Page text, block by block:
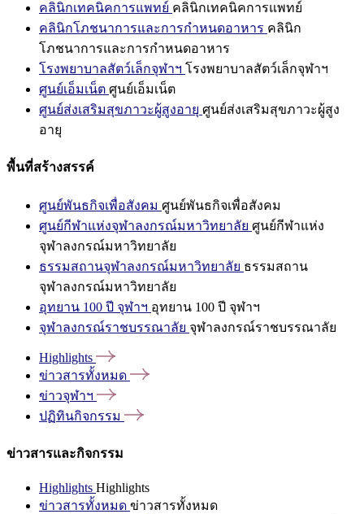
คลินิกเทคนิคการแพทย์ คลินิกเทคนิคการแพทย์
คลินิกโภชนาการและการกำหนดอาหาร คลินิก
โภชนาการและการกำหนดอาหาร
โรงพยาบาลสัตว์เล็กจุฬาฯ โรงพยาบาลสัตว์เล็กจุฬาฯ
ศูนย์เอ็มเน็ต ศูนย์เอ็มเน็ต
ศูนย์ส่งเสริมสุขภาวะผู้สูงอายุ ศูนย์ส่งเสริมสุขภาวะผู้สูง
อายุ
พื้นที่สร้างสรรค์
ศูนย์พันธกิจเพื่อสังคม ศูนย์พันธกิจเพื่อสังคม
ศูนย์กีฬาแห่งจุฬาลงกรณ์มหาวิทยาลัย ศูนย์กีฬาแห่ง
จุฬาลงกรณ์มหาวิทยาลัย
ธรรมสถานจุฬาลงกรณ์มหาวิทยาลัย ธรรมสถาน
จุฬาลงกรณ์มหาวิทยาลัย
อุทยาน 100 ปี จุฬาฯ อุทยาน 100 ปี จุฬาฯ
จุฬาลงกรณ์ราชบรรณาลัย จุฬาลงกรณ์ราชบรรณาลัย
Highlights
ข่าวสารทั้งหมด
ข่าวจุฬาฯ
ปฏิทินกิจกรรม
ข่าวสารและกิจกรรม
Highlights Highlights
ข่าวสารทั้งหมด ข่าวสารทั้งหมด